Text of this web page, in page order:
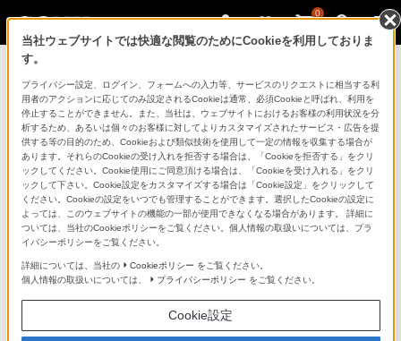
0
「できたらいいな」も
「安心」も
当社ウェブサイトでは快適な閲覧のためにCookieを利用しておりま
す。
プライバシー設定、ログイン、フォームへの入力等、サービスのリクエストに相当する利
用者のアクションに応じてのみ設定されるCookieは通常、必須Cookieと呼ばれ、利用を
停止することができません。また、当社は、ウェブサイトにおけるお客様の利用状況を分
析するため、あるいは個々のお客様に対してよりカスタマイズされたサービス・広告を提
供する等の目的のため、Cookieおよび類似技術を使用して一定の情報を収集する場合が
あります。それらのCookieの受け入れを拒否する場合は、「Cookieを拒否する」をクリ
ックしてください。Cookie使用にご同意頂ける場合は、「Cookieを受け入れる」をクリ
ックして下さい。Cookie設定をカスタマイズする場合は「Cookie設定」をクリックして
ください。Cookieの設定をいつでも管理することができます。選択したCookieの設定に
よっては、このウェブサイトの機能の一部が使用できなくなる場合があります。 詳細に
ついては、当社のCookieポリシーをご覧ください。個人情報の取扱いについては、プラ
イバシーポリシーをご覧ください。
詳細については、当社の Cookieポリシー をご覧ください。
個人情報の取扱いについては、
プライバシーポリシー をご覧ください。
Cookie設定